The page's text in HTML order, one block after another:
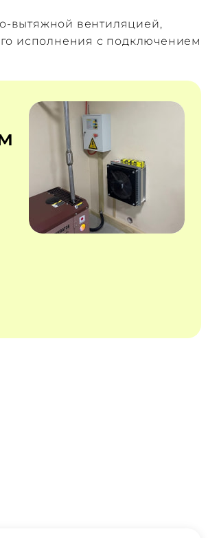
вентиляцией,
исполнения с подключением